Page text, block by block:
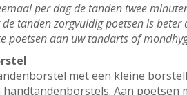
per dag de tanden twee
tanden zorgvuldig poetsen is
poetsen aan uw tandarts of
met een kleine
Aan